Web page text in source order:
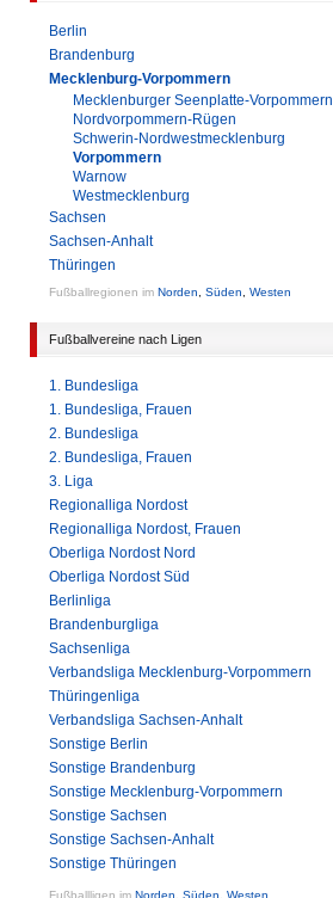
Berlin
Brandenburg
Mecklenburg-Vorpommern
Mecklenburger Seenplatte-Vorpommern
Nordvorpommern-Rügen
Schwerin-Nordwestmecklenburg
Vorpommern
Warnow
Westmecklenburg
Sachsen
Sachsen-Anhalt
Thüringen
Fußballregionen im Norden Süden Westen
Fußballvereine nach Ligen
1. Bundesliga
1. Bundesliga, Frauen
2. Bundesliga
2. Bundesliga, Frauen
3. Liga
Regionalliga Nordost
Regionalliga Nordost, Frauen
Oberliga Nordost Nord
Oberliga Nordost Süd
Berlinliga
Brandenburgliga
Sachsenliga
Verbandsliga Mecklenburg-Vorpommern
Thüringenliga
Verbandsliga Sachsen-Anhalt
Sonstige Berlin
Sonstige Brandenburg
Sonstige Mecklenburg-Vorpommern
Sonstige Sachsen
Sonstige Sachsen-Anhalt
Sonstige Thüringen
Fußballligen im Norden Süden Westen